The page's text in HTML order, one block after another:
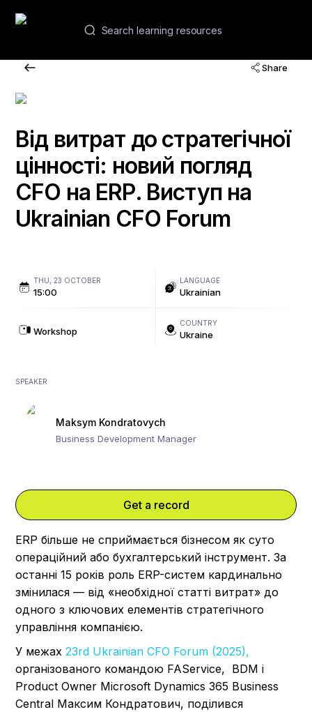
Webinars and courses
Contacts
Share
Від витрат до стратегічної
цінності: новий погляд
CFO на ERP. Виступ на
Ukrainian CFO Forum
THU, 23 OCTOBER
15:00
LANGUAGE
Ukrainian
Workshop
COUNTRY
Ukraine
SPEAKER
Maksym Kondratovych
Business Development Manager
Get a record
ERP більше не сприймається бізнесом як суто
операційний або бухгалтерський інструмент. За
останні 15 років роль ERP-систем кардинально
змінилася — від «необхідної статті витрат» до
одного з ключових елементів стратегічного
управління компанією.
У межах 23rd Ukrainian CFO Forum (2025),
організованого командою FAService, BDM і
Product Owner Microsoft Dynamics 365 Business
Central Максим Кондратович, поділився